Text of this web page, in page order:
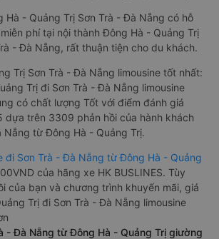
Hà - Quảng Trị Sơn Trà - Đà Nẵng có hỗ
phí tại nội thành Đông Hà - Quảng Trị
- Đà Nẵng, rất thuận tiện cho du khách.
Trị Sơn Trà - Đà Nẵng limousine tốt nhất:
Trị đi Sơn Trà - Đà Nẵng limousine
có chất lượng Tốt với điểm đánh giá
trên 3309 phản hồi của hành khách
Nẵng từ Đông Hà - Quảng Trị.
đi Sơn Trà - Đà Nẵng từ Đông Hà - Quảng
của hãng xe HK BUSLINES. Tùy
của bạn và chương trình khuyến mãi, giá
Trị đi Sơn Trà - Đà Nẵng limousine
- Đà Nẵng từ Đông Hà - Quảng Trị giường